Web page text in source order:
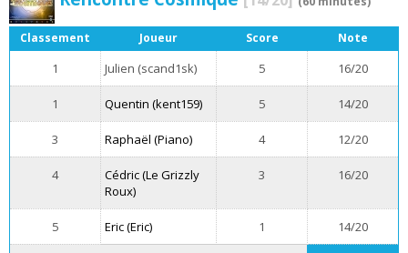
Classement Joueur Score Note
1 Julien (scand1sk) 5 16/20
1 Quentin (kent159) 5 14/20
3 Raphaël (Piano) 4 12/20
4
Cédric (Le Grizzly
Roux)
3 16/20
5 Eric (Eric) 1 14/20